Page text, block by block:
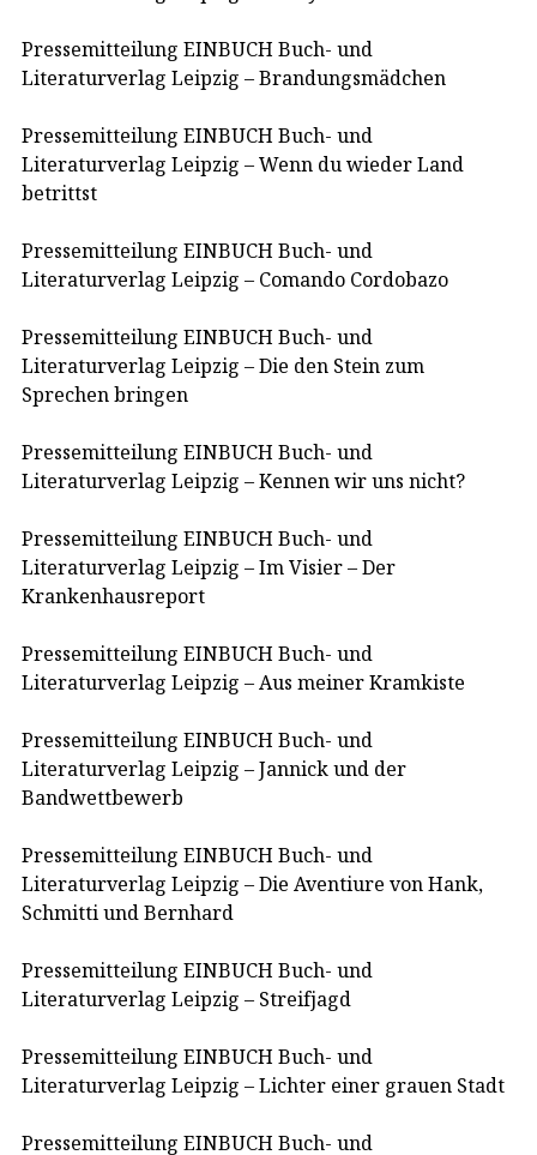
Pressemitteilung EINBUCH Buch- und
Literaturverlag Leipzig – Brandungsmädchen
Pressemitteilung EINBUCH Buch- und
Literaturverlag Leipzig – Wenn du wieder Land
betrittst
Pressemitteilung EINBUCH Buch- und
Literaturverlag Leipzig – Comando Cordobazo
Pressemitteilung EINBUCH Buch- und
Literaturverlag Leipzig – Die den Stein zum
Sprechen bringen
Pressemitteilung EINBUCH Buch- und
Literaturverlag Leipzig – Kennen wir uns nicht?
Pressemitteilung EINBUCH Buch- und
Literaturverlag Leipzig – Im Visier – Der
Krankenhausreport
Pressemitteilung EINBUCH Buch- und
Literaturverlag Leipzig – Aus meiner Kramkiste
Pressemitteilung EINBUCH Buch- und
Literaturverlag Leipzig – Jannick und der
Bandwettbewerb
Pressemitteilung EINBUCH Buch- und
Literaturverlag Leipzig – Die Aventiure von Hank,
Schmitti und Bernhard
Pressemitteilung EINBUCH Buch- und
Literaturverlag Leipzig – Streifjagd
Pressemitteilung EINBUCH Buch- und
Literaturverlag Leipzig – Lichter einer grauen Stadt
Pressemitteilung EINBUCH Buch- und